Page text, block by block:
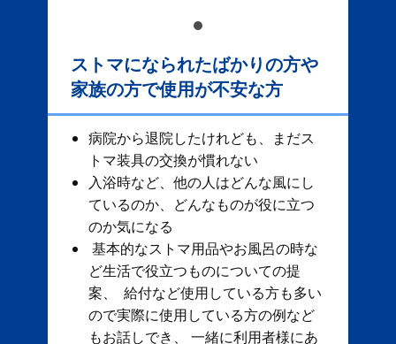
ストマになられたばかりの方や
家族の方で使用が不安な方
病院から退院したけれども、まだス
トマ装具の交換が慣れない
入浴時など、他の人はどんな風にし
ているのか、どんなものが役に立つ
のか気になる
基本的なストマ用品やお風呂の時な
ど生活で役立つものについての提
案、 給付など使用している方も多い
ので実際に使用している方の例など
もお話しでき、 一緒に利用者様にあ